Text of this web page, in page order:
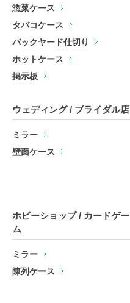
惣菜ケース
タバコケース
バックヤード仕切り
ホットケース
掲示板
ウェディング / ブライダル店
ミラー
壁面ケース
ホビーショップ / カードゲー
ム
ミラー
陳列ケース